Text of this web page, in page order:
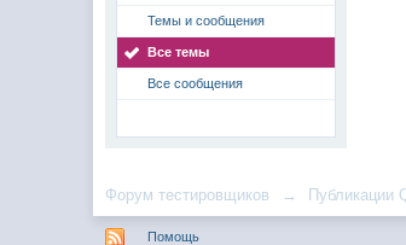
Темы и сообщения
Все темы
Все сообщения
Форум тестировщиков → Публикации
Помощь